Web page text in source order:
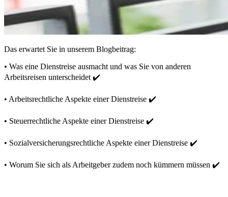
Das erwartet Sie in unserem Blogbeitrag:
• Was eine Dienstreise ausmacht und was Sie von anderen
Arbeitsreisen unterscheidet ✔️
• Arbeitsrechtliche Aspekte einer Dienstreise ✔️
• Steuerrechtliche Aspekte einer Dienstreise ✔️
• Sozialversicherungsrechtliche Aspekte einer Dienstreise ✔️
• Worum Sie sich als Arbeitgeber zudem noch kümmern müssen ✔️